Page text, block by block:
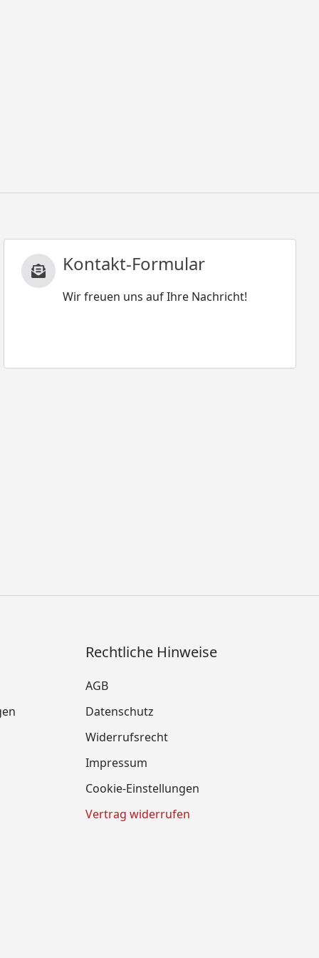
Kontakt-Formular
Wir freuen uns auf Ihre Nachricht!
Rechtliche Hinweise
AGB
Datenschutz
Widerrufsrecht
Impressum
Cookie-Einstellungen
Vertrag widerrufen